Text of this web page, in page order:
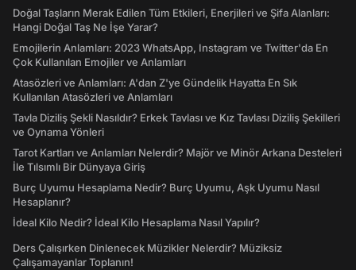
Doğal Taşların Merak Edilen Tüm Etkileri, Enerjileri ve Şifa Alanları:
Hangi Doğal Taş Ne İşe Yarar?
Emojilerin Anlamları: 2023 WhatsApp, Instagram ve Twitter'da En
Çok Kullanılan Emojiler ve Anlamları
Atasözleri ve Anlamları: A'dan Z'ye Gündelik Hayatta En Sık
Kullanılan Atasözleri ve Anlamları
Tavla Diziliş Şekli Nasıldır? Erkek Tavlası ve Kız Tavlası Diziliş Şekilleri
ve Oynama Yönleri
Tarot Kartları ve Anlamları Nelerdir? Majör ve Minör Arkana Desteleri
İle Tılsımlı Bir Dünyaya Giriş
Burç Uyumu Hesaplama Nedir? Burç Uyumu, Aşk Uyumu Nasıl
Hesaplanır?
İdeal Kilo Nedir? İdeal Kilo Hesaplama Nasıl Yapılır?
Ders Çalışırken Dinlenecek Müzikler Nelerdir? Müziksiz
Çalışamayanlar Toplanın!